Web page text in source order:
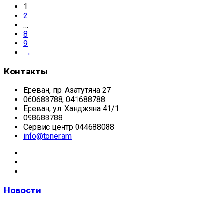
1
2
…
8
9
→
Контакты
Ереван, пр. Азатутяна 27
060688788, 041688788
Ереван, ул. Ханджяна 41/1
098688788
Сервис центр 044688088
info@toner.am
Новости